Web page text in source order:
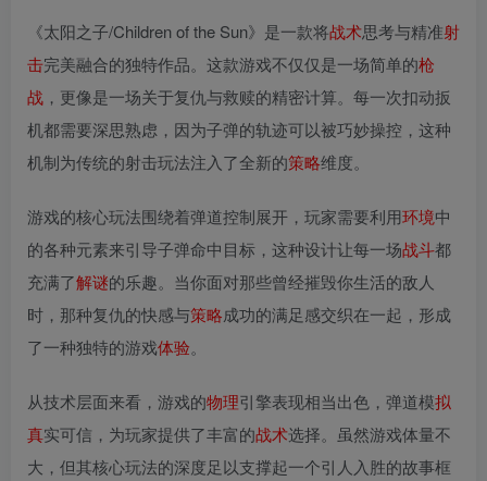
《太阳之子/Children of the Sun》是一款将战术思考与精准射
击完美融合的独特作品。这款游戏不仅仅是一场简单的枪
战 ，更像是一场关于复仇与救赎的精密计算。每一次扣动扳
机都需要深思熟虑，因为子弹的轨迹可以被巧妙操控，这种
机制为传统的射击玩法注入了全新的策略维度。
游戏的核心玩法围绕着弹道控制展开，玩家需要利用环境中
的各种元素来引导子弹命中目标，这种设计让每一场战斗都
充满了解谜的乐趣。当你面对那些曾经摧毁你生活的敌人
时，那种复仇的快感与策略成功的满足感交织在一起，形成
了一种独特的游戏体验。
从技术层面来看，游戏的物理引擎表现相当出色，弹道模拟
真实可信，为玩家提供了丰富的战术选择。虽然游戏体量不
大，但其核心玩法的深度足以支撑起一个引人入胜的故事框